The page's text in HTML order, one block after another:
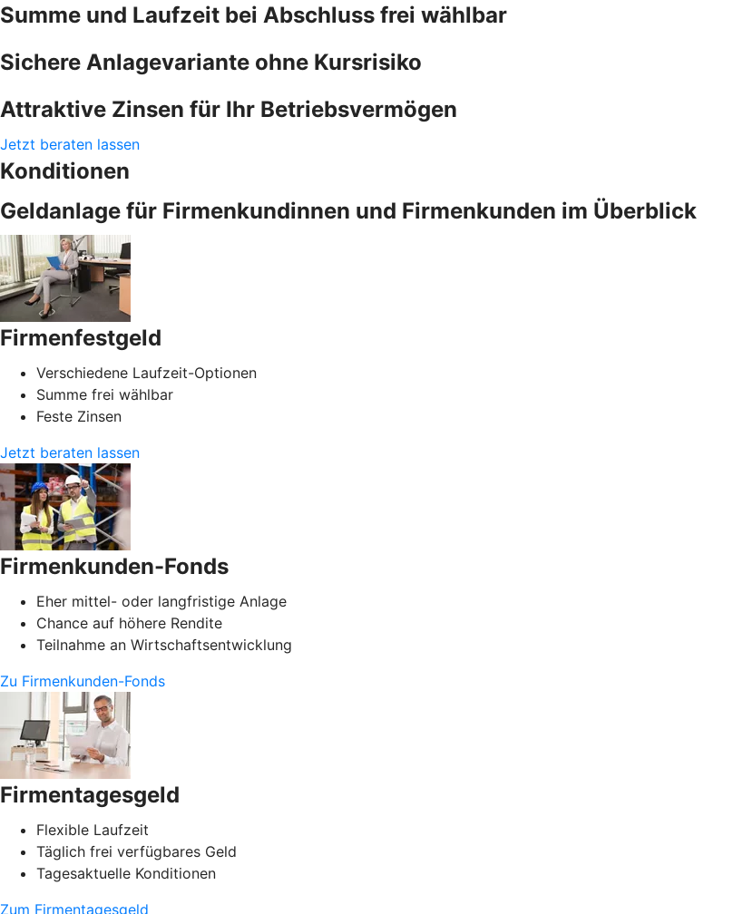
Summe und Laufzeit bei Abschluss frei wählbar
Sichere Anlagevariante ohne Kursrisiko
Attraktive Zinsen für Ihr Betriebsvermögen
Jetzt beraten lassen
Konditionen
Geldanlage für Firmenkundinnen und Firmenkunden im Überblick
Firmenfestgeld
Verschiedene Laufzeit-Optionen
Summe frei wählbar
Feste Zinsen
Jetzt beraten lassen
Firmenkunden-Fonds
Eher mittel- oder langfristige Anlage
Chance auf höhere Rendite
Teilnahme an Wirtschaftsentwicklung
Zu Firmenkunden-Fonds
Firmentagesgeld
Flexible Laufzeit
Täglich frei verfügbares Geld
Tagesaktuelle Konditionen
Zum Firmentagesgeld